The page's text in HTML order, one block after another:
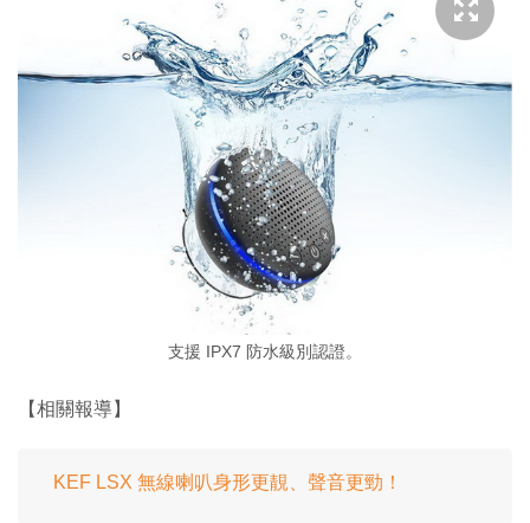
支援 IPX7 防水級別認證。
【相關報導】
KEF LSX 無線喇叭身形更靚、聲音更勁！